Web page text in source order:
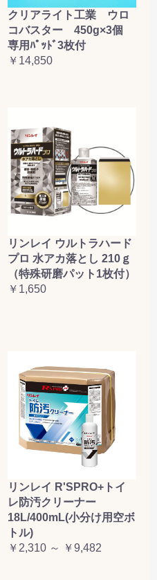
カートへ進む
クリアライト工業 ウロ
コバスター 450g×3個
専用ﾊﾟｯﾄﾞ3枚付
￥14,850
リンレイ ウルトラハード
プロ 水アカ落とし 210ｇ
（特殊研磨パット1枚付）
￥1,650
リンレイ R'SPRO+トイ
レ防汚クリーナー
18L/400mL(小分け用空ボ
トル)
￥2,310 ～ ￥9,482